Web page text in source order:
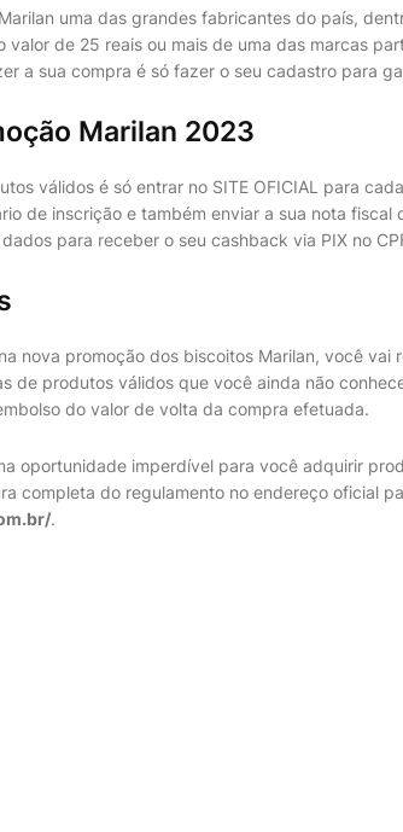
uma das grandes fabricantes do país,
de 25 reais ou mais de uma das marcas
a sua compra é só fazer o seu cadastro para
Marilan 2023
válidos é só entrar no SITE OFICIAL para
de inscrição e também enviar a sua nota fiscal
para receber o seu cashback via PIX no
nova promoção dos biscoitos Marilan, você vai
de produtos válidos que você ainda não
do valor de volta da compra efetuada.
oportunidade imperdível para você adquirir
completa do regulamento no endereço oficial
.